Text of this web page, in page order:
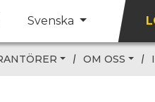
Svenska
OM OSS